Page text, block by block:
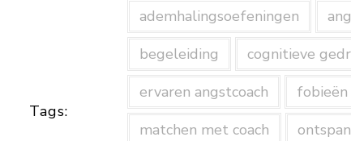
Tags:
ademhalingsoefeningen
begeleiding
cognitieve
ervaren angstcoach
fobieën
matchen met coach